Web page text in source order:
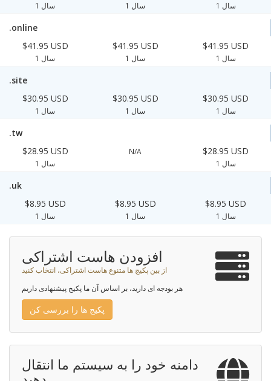
1 سال 1 سال 1 سال
.online
$41.95 USD
1 سال
$41.95 USD
1 سال
$41.95 USD
1 سال
.site
$30.95 USD
1 سال
$30.95 USD
1 سال
$30.95 USD
1 سال
.tw
$28.95 USD
1 سال
N/A $28.95 USD
1 سال
.uk
$8.95 USD
1 سال
$8.95 USD
1 سال
$8.95 USD
1 سال
افزودن هاست اشتراکی
از بین پکیج ها متنوع هاست اشتراکی، انتخاب کنید
هر بودجه ای دارید، بر اساس آن ما پکیج پیشنهادی داریم
پکیج ها را بررسی کن
دامنه خود را به سیستم ما انتقال